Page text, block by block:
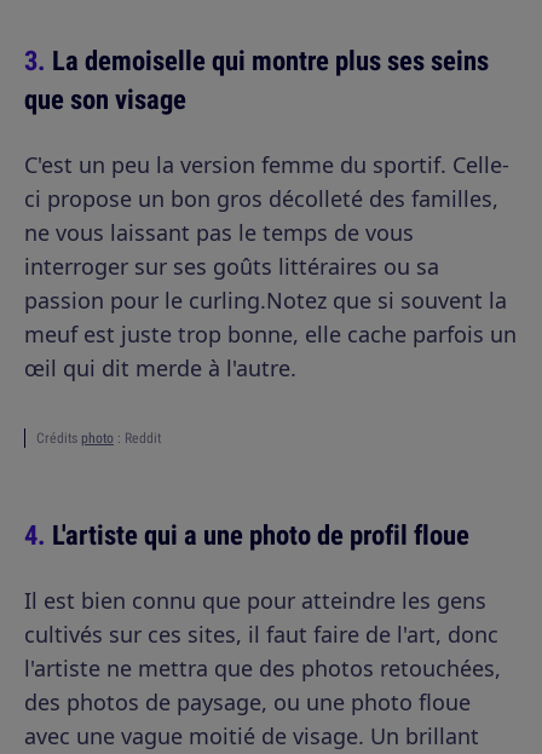
La demoiselle qui montre plus ses seins
que son visage
C'est un peu la version femme du sportif. Celle-
ci propose un bon gros décolleté des familles,
ne vous laissant pas le temps de vous
interroger sur ses goûts littéraires ou sa
passion pour le curling.Notez que si souvent la
meuf est juste trop bonne, elle cache parfois un
œil qui dit merde à l'autre.
Crédits photo : Reddit
L'artiste qui a une photo de profil floue
Il est bien connu que pour atteindre les gens
cultivés sur ces sites, il faut faire de l'art, donc
l'artiste ne mettra que des photos retouchées,
des photos de paysage, ou une photo floue
avec une vague moitié de visage. Un brillant